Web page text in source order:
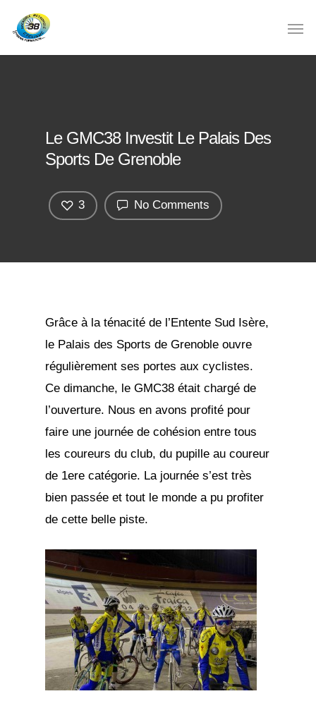
Le GMC38 Investit Le Palais Des
Sports De Grenoble
No Comments
3
Grâce à la ténacité de l’Entente Sud Isère,
le Palais des Sports de Grenoble ouvre
régulièrement ses portes aux cyclistes.
Ce dimanche, le GMC38 était chargé de
l’ouverture. Nous en avons profité pour
faire une journée de cohésion entre tous
les coureurs du club, du pupille au coureur
de 1ere catégorie. La journée s’est très
bien passée et tout le monde a pu profiter
de cette belle piste.